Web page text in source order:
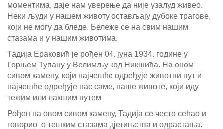
моментима, даје нам уверење да није узалуд живео.
Неки људи у нашем животу остављају дубоке трагове,
који не могу да бледе. Бележе се на свим нашим
стазама и у нашим животима.
Тадија Ераковић је рођен 04. јуна 1934. године у
Горњем Тупану у Велимљу код Никшића. На оном
сивом камену, који најчешће одређује животни пут и
најчешће одређује нас саме, наше животе, који иду
тежим или лакшим путем
Рођен на овом сивом камену, Тадија се често сећао и
говорио о тешким стазама дјетињства и одрастања.